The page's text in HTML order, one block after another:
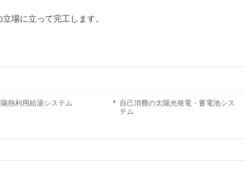
場に立って完工します。
熱利用給湯システム
自己消費の太陽光発電・蓄電池シス
テム